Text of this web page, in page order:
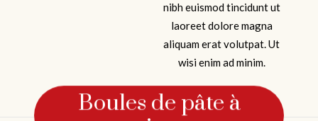
nibh euismod tincidunt ut
laoreet dolore magna
aliquam erat volutpat. Ut
wisi enim ad minim.
Boules de pâte à